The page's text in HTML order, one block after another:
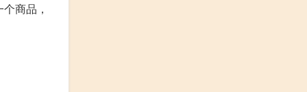
商品，